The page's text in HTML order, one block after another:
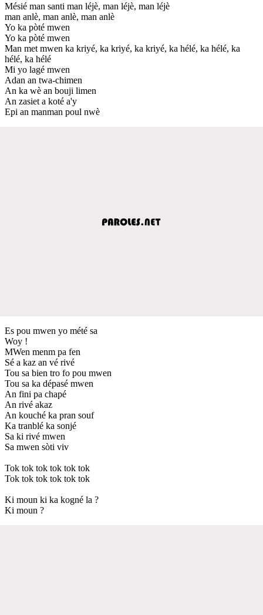
Mésié man santi man léjè, man léjè, man léjè
man anlè, man anlè, man anlè
Yo ka pòté mwen
Yo ka pòté mwen
Man met mwen ka kriyé, ka kriyé, ka kriyé, ka hélé, ka hélé, ka
hélé, ka hélé
Mi yo lagé mwen
Adan an twa-chimen
An ka wè an bouji limen
An zasiet a koté a'y
Epi an manman poul nwè
Es pou mwen yo mété sa
Woy !
MWen menm pa fen
Sé a kaz an vé rivé
Tou sa bien tro fo pou mwen
Tou sa ka dépasé mwen
An fini pa chapé
An rivé akaz
An kouché ka pran souf
Ka tranblé ka sonjé
Sa ki rivé mwen
Sa mwen sòti viv
Tok tok tok tok tok tok
Tok tok tok tok tok tok
Ki moun ki ka kogné la ?
Ki moun ?